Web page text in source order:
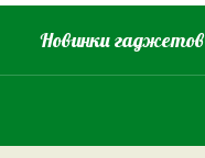
Новинки гаджетов